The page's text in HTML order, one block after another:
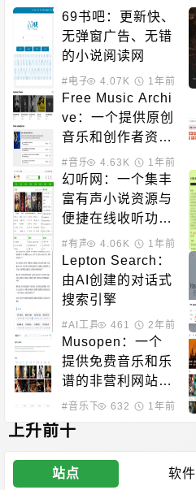
69书吧：更新快、
无弹窗广告、无错
的小说阅读网
#电子小说4.07K 1年前
Free Music Archi
ve：一个提供原创
音乐和创作者资源
的平台
#音乐下载 #素材模板
4.63K 1年前
幻听网：一个集丰
富有声小说资源与
便捷在线收听功能
于一体的平台
#有声小说4.06K 1年前
Lepton Search：
由AI创建的对话式
搜索引擎
#AI工具 461 2年前
Musopen：一个
提供免费音乐和乐
谱的非营利网站，
拥有超过100,000
个MP3文件供用户
下载
#音乐下载 632 1年前
上升前十
站点 软件